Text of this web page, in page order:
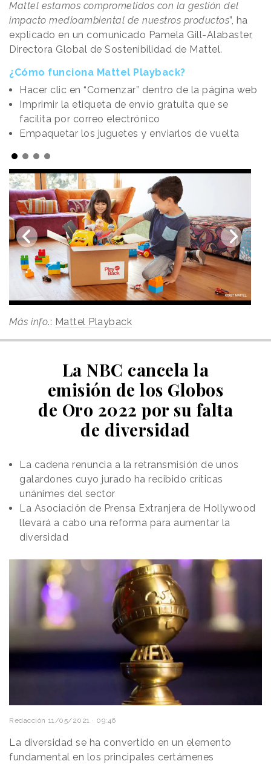
Mattel estamos comprometidos con la gestión del
impacto medioambiental de nuestros productos”, ha
explicado en un comunicado Pamela Gill-Alabaster,
Directora Global de Sostenibilidad de Mattel.
¿Cómo funciona Mattel Playback?
Hacer clic en “Comenzar” dentro de la página web
Imprimir la etiqueta de envío gratuita que se
facilita por correo electrónico
Empaquetar los juguetes y enviarlos de vuelta
Más info.: Mattel Playback
La NBC cancela la
emisión de los Globos
de Oro 2022 por su falta
de diversidad
La cadena renuncia a la retransmisión de unos
galardones cuyo jurado ha recibido críticas
unánimes del sector
La Asociación de Prensa Extranjera de Hollywood
llevará a cabo una reforma para aumentar la
diversidad
Redacción 11/05/2021 · 09:46
La diversidad se ha convertido en un elemento
fundamental en los principales certámenes